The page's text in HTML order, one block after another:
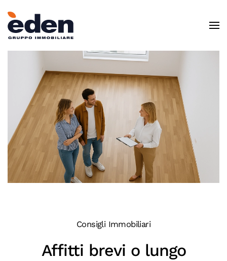
Skip to main content
Consigli Immobiliari
Affitti brevi o lungo